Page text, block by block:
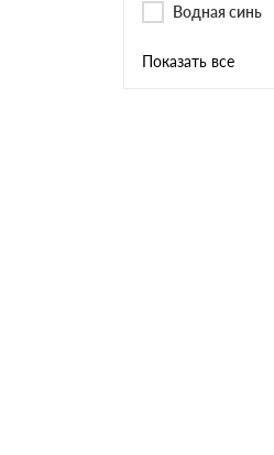
Водная синь
Показать все